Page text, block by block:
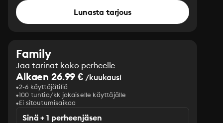
Lunasta tarjous
Family
Jaa tarinat koko perheelle
Alkaen 26.99 € /kuukausi
2-6 käyttäjätiliä
100 tuntia/kk jokaiselle käyttäjälle
Ei sitoutumisaikaa
Sinä + 1 perheenjäsen